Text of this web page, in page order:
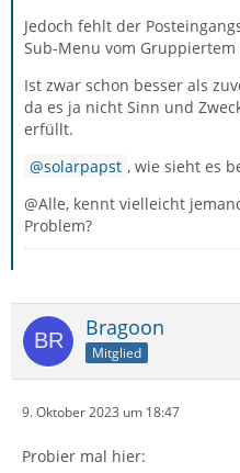
Jedoch fehlt der
Sub-Menu vom Gruppiertem
Ist zwar schon besser als
da es ja nicht Sinn und
erfüllt.
solarpapst , wie sieht es
@Alle, kennt vielleicht
Problem?
Bragoon
Mitglied
9. Oktober 2023 um 18:47
Probier mal hier: